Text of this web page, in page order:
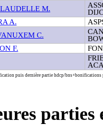
M.
A.
C.
F.
puis dernière partie hdcp/bns+bonifications
parties